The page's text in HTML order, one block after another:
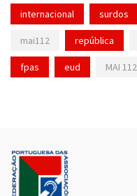
internacional surdos
mai112 república
fpas eud MAI 112